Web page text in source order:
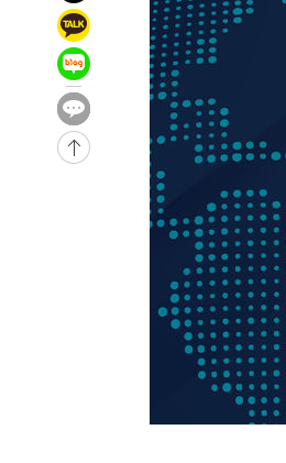
-11999초 전 >
[속보]'압수수색·성접
송"
-620초 전 >
'최고 37도' 폭염 지속…강
1시간 전 >
[속보]뉴욕증시 상승 마감